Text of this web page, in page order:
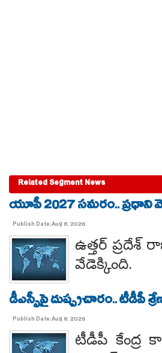
Related Segment News
యూపీ 2027 సమరం..
Publish Date:Aug 8, 2026
ఉత్తర్ ప్రదేశ్
వేడెక్కింది.
డీఎస్సీపై దుష్ప్రచారం.. టీడీపీ
Publish Date:Aug 8, 2026
టీడీపీ కేంద్ర